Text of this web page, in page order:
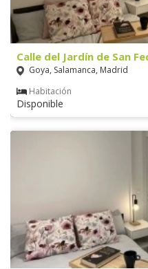
Calle del Jardín de San
Goya, Salamanca, Madrid
Habitación
Disponible